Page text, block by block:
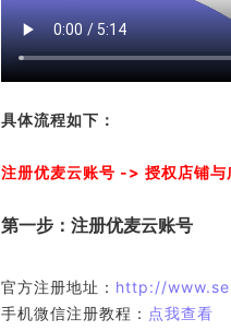
具体流程如下：
注册优麦云账号 -> 授权店铺
第一步：注册优麦云账号
官方注册地址： http://
手机微信注册教程： 点我查看